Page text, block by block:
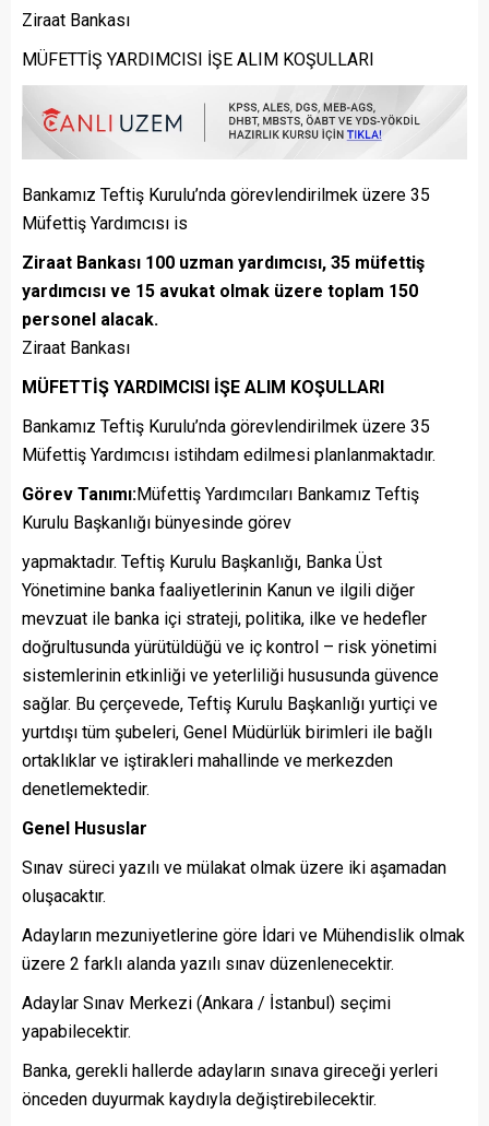
Ziraat Bankası
MÜFETTİŞ YARDIMCISI İŞE ALIM KOŞULLARI
Bankamız Teftiş Kurulu’nda görevlendirilmek üzere 35
Müfettiş Yardımcısı is
Ziraat Bankası 100 uzman yardımcısı, 35 müfettiş
yardımcısı ve 15 avukat olmak üzere toplam 150
personel alacak.
Ziraat Bankası
MÜFETTİŞ YARDIMCISI İŞE ALIM KOŞULLARI
Bankamız Teftiş Kurulu’nda görevlendirilmek üzere 35
Müfettiş Yardımcısı istihdam edilmesi planlanmaktadır.
Görev Tanımı:Müfettiş Yardımcıları Bankamız Teftiş
Kurulu Başkanlığı bünyesinde görev
yapmaktadır. Teftiş Kurulu Başkanlığı, Banka Üst
Yönetimine banka faaliyetlerinin Kanun ve ilgili diğer
mevzuat ile banka içi strateji, politika, ilke ve hedefler
doğrultusunda yürütüldüğü ve iç kontrol – risk yönetimi
sistemlerinin etkinliği ve yeterliliği hususunda güvence
sağlar. Bu çerçevede, Teftiş Kurulu Başkanlığı yurtiçi ve
yurtdışı tüm şubeleri, Genel Müdürlük birimleri ile bağlı
ortaklıklar ve iştirakleri mahallinde ve merkezden
denetlemektedir.
Genel Hususlar
Sınav süreci yazılı ve mülakat olmak üzere iki aşamadan
oluşacaktır.
Adayların mezuniyetlerine göre İdari ve Mühendislik olmak
üzere 2 farklı alanda yazılı sınav düzenlenecektir.
Adaylar Sınav Merkezi (Ankara / İstanbul) seçimi
yapabilecektir.
Banka, gerekli hallerde adayların sınava gireceği yerleri
önceden duyurmak kaydıyla değiştirebilecektir.